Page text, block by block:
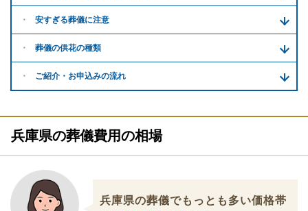
安すぎる葬儀に注意
葬儀の供花の種類
ご紹介・ お申込みの流れ
兵庫県の葬儀費用の相場
兵庫県の葬儀でもっとも多い価格帯